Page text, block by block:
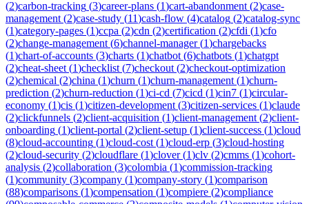
(2)carbon-tracking (3)career-plans (1)cart-abandonment (2)case-
management (2)case-study (11)cash-flow (4)catalog (2)catalog-sync
(1)category-pages (1)ccpa (2)cdn (2)certification (2)cfdi (1)cfo
(2)change-management (6)channel-manager(1)chargebacks
(1)chart-of-accounts (3)charts (1)chatbot (6)chatbots (1)chatgpt
(2)cheat-sheet (1)checklist (7)checkout (2)checkout-optimization
(2)chemical (2)china (1)churn (1)churn-management (1)churn-
prediction (2)churn-reduction (1)ci-cd (7)cicd (1)cin7 (1)circular-
economy (1)cis (1)citizen-development (3)citizen-services (1)claude
(2)clickfunnels (2)client-acquisition (1)client-management (2)client-
onboarding (1)client-portal (2)client-setup (1)client-success (1)cloud
(8)cloud-accounting (1)cloud-cost (1)cloud-erp (3)cloud-hosting
(2)cloud-security (2)cloudflare (1)clover(1)clv (2)cmms (1)cohort-
analysis (2)collaboration (3)colombia (1)commission-tracking
(1)community (3)company (1)company-story (1)comparison
(88)comparisons (1)compensation (1)compiere (2)compliance